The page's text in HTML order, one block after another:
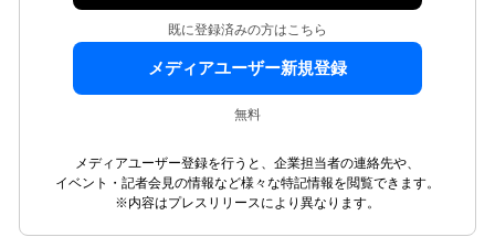
既に登録済みの方はこちら
メディアユーザー新規登録
無料
メディアユーザー登録を行うと、企業担当者の連絡先や、
イベント・記者会見の情報など様々な特記情報を閲覧できます。
※内容はプレスリリースにより異なります。